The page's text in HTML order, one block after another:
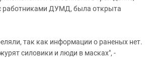
работниками ДУМД, была открыта
так как информации о раненых нет.
силовики и люди в масках", -